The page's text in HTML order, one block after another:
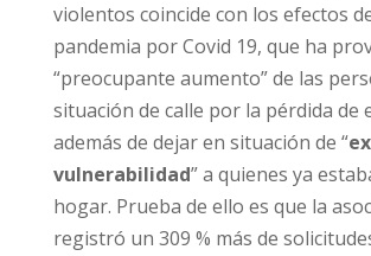
violentos coincide con los efectos
pandemia por Covid 19, que ha
“preocupante aumento” de las
situación de calle por la pérdida de
además de dejar en situación de “
vulnerabilidad” a quienes ya
hogar. Prueba de ello es que la
registró un 309 % más de